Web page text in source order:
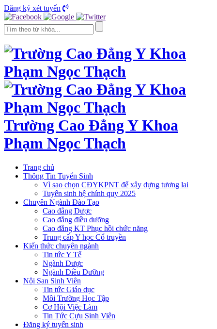
Đăng ký xét tuyển
Trường Cao Đẳng Y Khoa
Phạm Ngọc Thạch
Trang chủ
Thông Tin Tuyển Sinh
Vì sao chọn CĐYKPNT để xây dựng tương lai
Tuyển sinh hệ chính quy 2025
Chuyên Ngành Đào Tạo
Cao đẳng Dược
Cao đẳng điều dưỡng
Cao đẳng KT Phục hồi chức năng
Trung cấp Y học Cổ truyền
Kiến thức chuyên ngành
Tin tức Y Tế
Ngành Dược
Ngành Điều Dưỡng
Nội San Sinh Viên
Tin tức Giáo dục
Môi Trường Học Tập
Cơ Hội Việc Làm
Tin Tức Cựu Sinh Viên
Đăng ký tuyển sinh